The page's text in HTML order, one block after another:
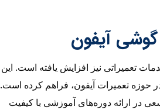
آیفون
تعمیراتی نیز افزایش یافته است. این
حوزه تعمیرات آیفون، فراهم کرده است.
در ارائه دوره‌های آموزشی با کیفیت